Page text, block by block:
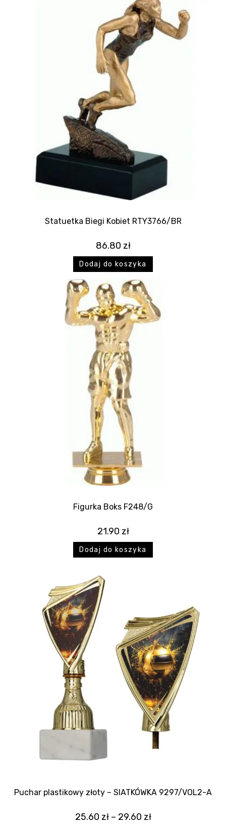
Statuetka Biegi Kobiet RTY3766/BR
86.80 zł
Dodaj do koszyka
Figurka Boks F248/G
21.90 zł
Dodaj do koszyka
Puchar plastikowy złoty – SIATKÓWKA 9297/VOL2-A
25.60 zł – 29.60 zł